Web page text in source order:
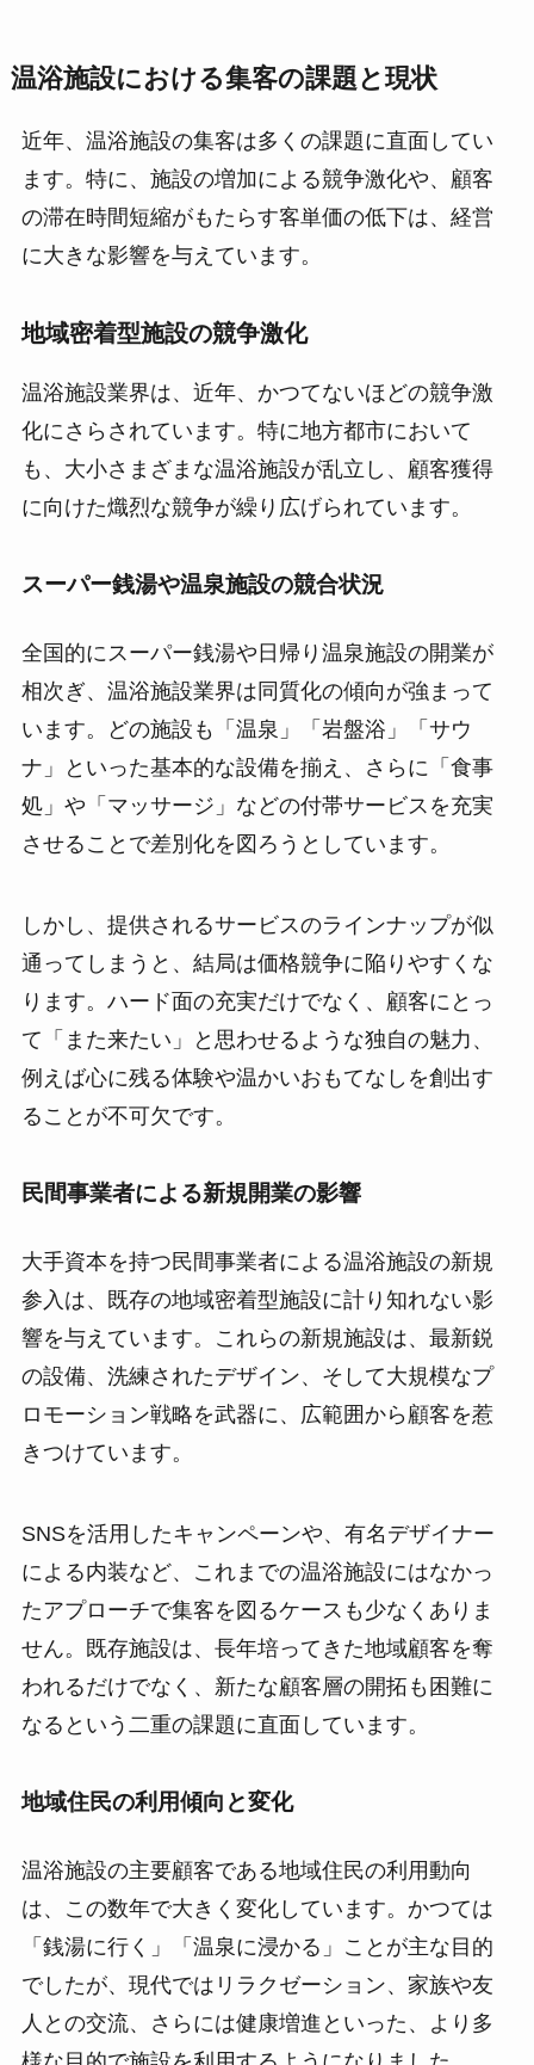
温浴施設における集客の課題と現状
近年、温浴施設の集客は多くの課題に直面してい
ます。特に、施設の増加による競争激化や、顧客
の滞在時間短縮がもたらす客単価の低下は、経営
に大きな影響を与えています。
地域密着型施設の競争激化
温浴施設業界は、近年、かつてないほどの競争激
化にさらされています。特に地方都市において
も、大小さまざまな温浴施設が乱立し、顧客獲得
に向けた熾烈な競争が繰り広げられています。
スーパー銭湯や温泉施設の競合状況
全国的にスーパー銭湯や日帰り温泉施設の開業が
相次ぎ、温浴施設業界は同質化の傾向が強まって
います。どの施設も「温泉」「岩盤浴」「サウ
ナ」といった基本的な設備を揃え、さらに「食事
処」や「マッサージ」などの付帯サービスを充実
させることで差別化を図ろうとしています。
しかし、提供されるサービスのラインナップが似
通ってしまうと、結局は価格競争に陥りやすくな
ります。ハード面の充実だけでなく、顧客にとっ
て「また来たい」と思わせるような独自の魅力、
例えば心に残る体験や温かいおもてなしを創出す
ることが不可欠です。
民間事業者による新規開業の影響
大手資本を持つ民間事業者による温浴施設の新規
参入は、既存の地域密着型施設に計り知れない影
響を与えています。これらの新規施設は、最新鋭
の設備、洗練されたデザイン、そして大規模なプ
ロモーション戦略を武器に、広範囲から顧客を惹
きつけています。
SNSを活用したキャンペーンや、有名デザイナー
による内装など、これまでの温浴施設にはなかっ
たアプローチで集客を図るケースも少なくありま
せん。既存施設は、長年培ってきた地域顧客を奪
われるだけでなく、新たな顧客層の開拓も困難に
なるという二重の課題に直面しています。
地域住民の利用傾向と変化
温浴施設の主要顧客である地域住民の利用動向
は、この数年で大きく変化しています。かつては
「銭湯に行く」「温泉に浸かる」ことが主な目的
でしたが、現代ではリラクゼーション、家族や友
人との交流、さらには健康増進といった、より多